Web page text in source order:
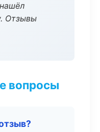
Отзывы
вопросы